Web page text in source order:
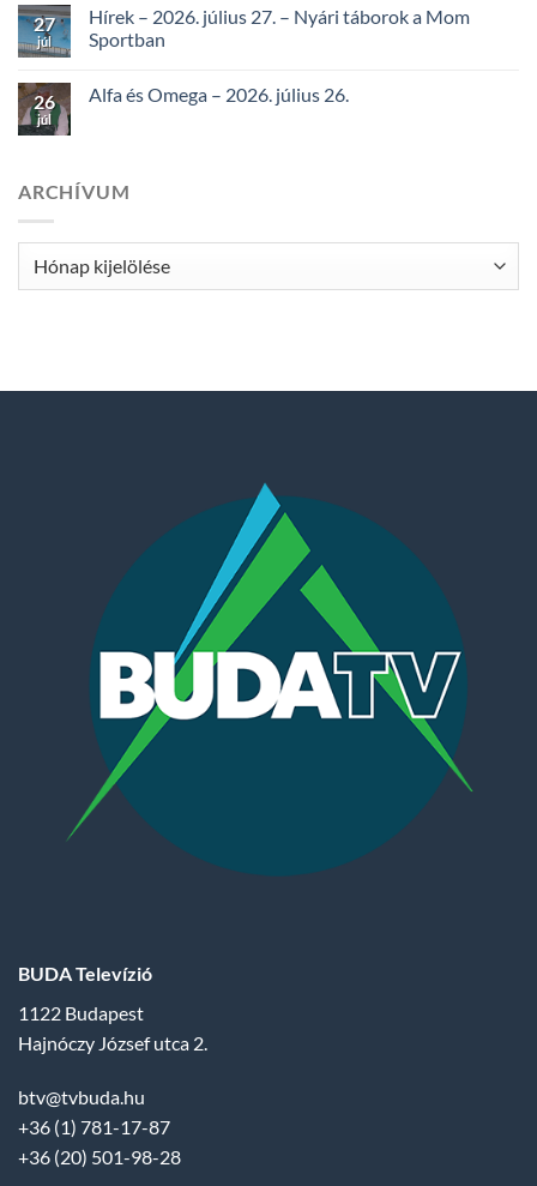
27
júl
Hírek – 2026. július 27. – Nyári táborok a Mom
Sportban
26
júl
Alfa és Omega – 2026. július 26.
ARCHÍVUM
Archívum
BUDA Televízió
1122 Budapest
Hajnóczy József utca 2.
btv@tvbuda.hu
+36 (1) 781-17-87
+36 (20) 501-98-28